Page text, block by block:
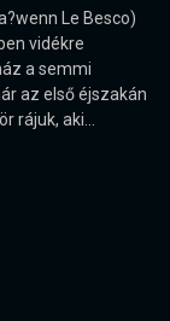
Le Besco)
vidékre
a semmi
az első éjszakán
rájuk, aki...